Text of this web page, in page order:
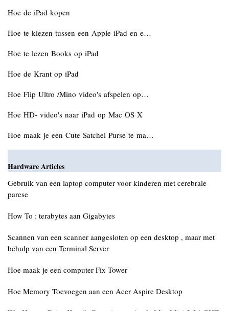
Hoe de iPad kopen
Hoe te kiezen tussen een Apple iPad en e…
Hoe te lezen Books op iPad
Hoe de Krant op iPad
Hoe Flip Ultro /Mino video's afspelen op…
Hoe HD- video's naar iPad op Mac OS X
Hoe maak je een Cute Satchel Purse te ma…
Hardware Articles
Gebruik van een laptop computer voor kinderen met cerebrale
parese
How To : terabytes aan Gigabytes
Scannen van een scanner aangesloten op een desktop , maar met
behulp van een Terminal Server
Hoe maak je een computer Fix Tower
Hoe Memory Toevoegen aan een Acer Aspire Desktop